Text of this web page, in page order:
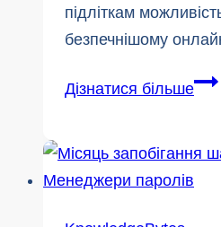
підліткам
безпечнішому
Дізнатися більше
Два